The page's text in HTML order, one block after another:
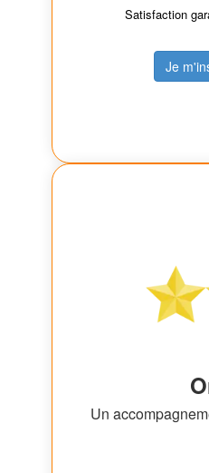
Satisfaction
Je
Un